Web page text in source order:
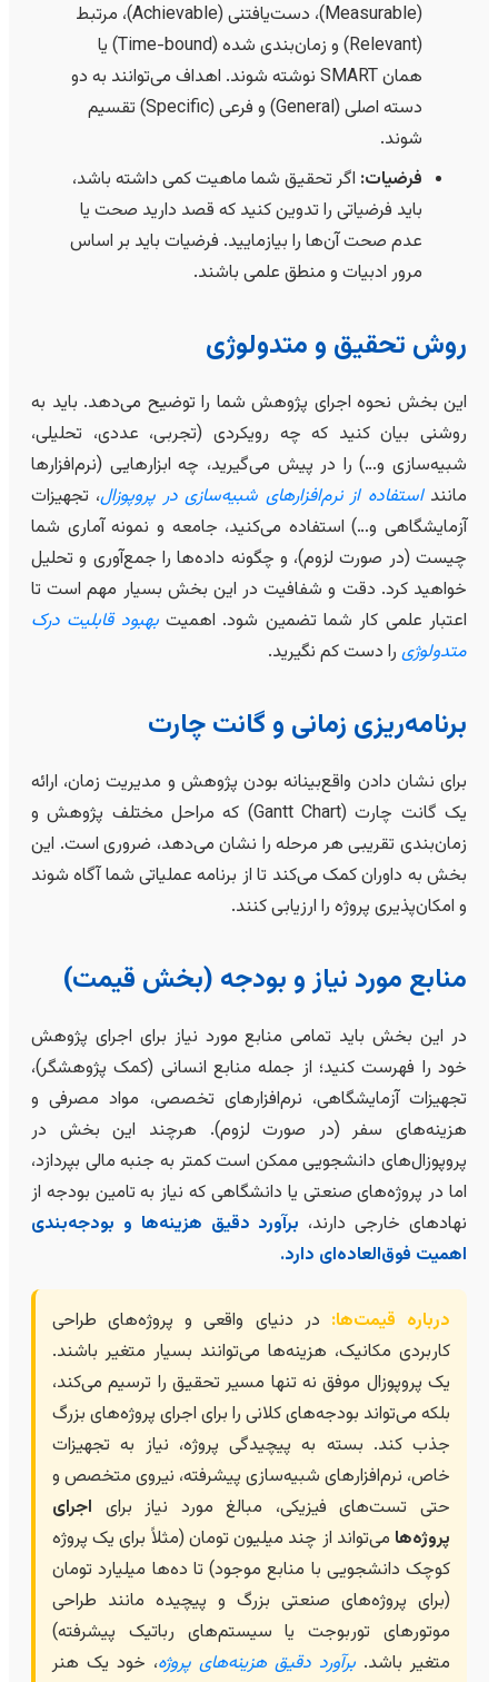
(Measurable)، دست‌یافتنی (Achievable)، مرتبط
(Relevant) و زمان‌بندی شده (Time-bound) یا
همان SMART نوشته شوند. اهداف می‌توانند به دو
دسته اصلی (General) و فرعی (Specific) تقسیم
شوند.
فرضیات: اگر تحقیق شما ماهیت کمی داشته باشد،
باید فرضیاتی را تدوین کنید که قصد دارید صحت یا
عدم صحت آن‌ها را بیازمایید. فرضیات باید بر اساس
مرور ادبیات و منطق علمی باشند.
روش تحقیق و متدولوژی
این بخش نحوه اجرای پژوهش شما را توضیح می‌دهد. باید به
روشنی بیان کنید که چه رویکردی (تجربی، عددی، تحلیلی،
شبیه‌سازی و…) را در پیش می‌گیرید، چه ابزارهایی (نرم‌افزارها
ماننداستفاده از نرم‌افزارهای شبیه‌سازی در پروپوزال، تجهیزات
آزمایشگاهی و…) استفاده می‌کنید، جامعه و نمونه آماری شما
چیست (در صورت لزوم)، و چگونه داده‌ها را جمع‌آوری و تحلیل
خواهید کرد. دقت و شفافیت در این بخش بسیار مهم است تا
اعتبار علمی کار شما تضمین شود. اهمیتبهبود قابلیت درک
متدولوژی را دست کم نگیرید.
برنامه‌ریزی زمانی و گانت چارت
برای نشان دادن واقع‌بینانه بودن پژوهش و مدیریت زمان، ارائه
یک گانت چارت (Gantt Chart) که مراحل مختلف پژوهش و
زمان‌بندی تقریبی هر مرحله را نشان می‌دهد، ضروری است. این
بخش به داوران کمک می‌کند تا از برنامه عملیاتی شما آگاه شوند
و امکان‌پذیری پروژه را ارزیابی کنند.
منابع مورد نیاز و بودجه (بخش قیمت)
در این بخش باید تمامی منابع مورد نیاز برای اجرای پژوهش
خود را فهرست کنید؛ از جمله منابع انسانی (کمک پژوهشگر)،
تجهیزات آزمایشگاهی، نرم‌افزارهای تخصصی، مواد مصرفی و
هزینه‌های سفر (در صورت لزوم). هرچند این بخش در
پروپوزال‌های دانشجویی ممکن است کمتر به جنبه مالی بپردازد،
اما در پروژه‌های صنعتی یا دانشگاهی که نیاز به تامین بودجه از
نهادهای خارجی دارند، برآورد دقیق هزینه‌ها و بودجه‌بندی
اهمیت فوق‌العاده‌ای دارد.
درباره قیمت‌ها: در دنیای واقعی و پروژه‌های طراحی
کاربردی مکانیک، هزینه‌ها می‌توانند بسیار متغیر باشند.
یک پروپوزال موفق نه تنها مسیر تحقیق را ترسیم می‌کند،
بلکه می‌تواند بودجه‌های کلانی را برای اجرای پروژه‌های بزرگ
جذب کند. بسته به پیچیدگی پروژه، نیاز به تجهیزات
خاص، نرم‌افزارهای شبیه‌سازی پیشرفته، نیروی متخصص و
حتی تست‌های فیزیکی، مبالغ مورد نیاز برای اجرای
پروژه‌ها می‌تواند از چند میلیون تومان (مثلاً برای یک پروژه
کوچک دانشجویی با منابع موجود) تا ده‌ها میلیارد تومان
(برای پروژه‌های صنعتی بزرگ و پیچیده مانند طراحی
موتورهای توربوجت یا سیستم‌های رباتیک پیشرفته)
متغیر باشد. برآورد دقیق هزینه‌های پروژه، خود یک هنر